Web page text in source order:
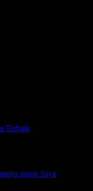
Terbaik
untuk Saya